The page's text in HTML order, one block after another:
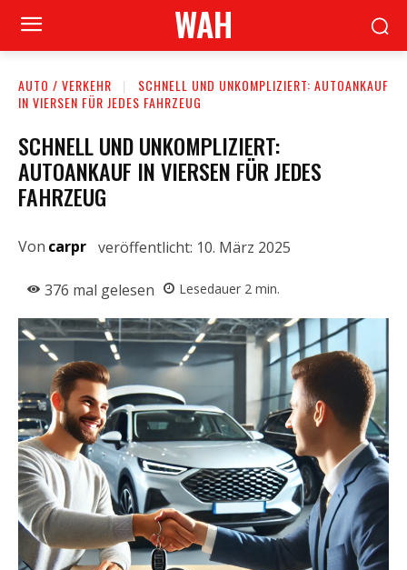
WAH
AUTO / VERKEHR
SCHNELL UND UNKOMPLIZIERT: AUTOANKAUF
IN VIERSEN FÜR JEDES FAHRZEUG
SCHNELL UND UNKOMPLIZIERT:
AUTOANKAUF IN VIERSEN FÜR JEDES
FAHRZEUG
Von carpr veröffentlicht: 10. März 2025
376 mal gelesen Lesedauer 2 min.